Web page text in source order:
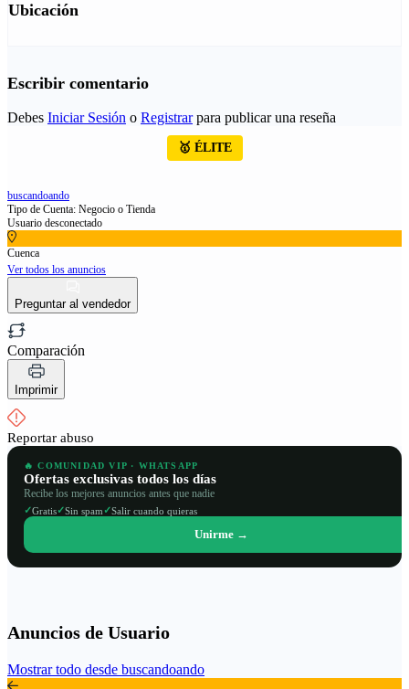
Ubicación
Escribir comentario
Debes Iniciar Sesión o Registrarpara publicar una reseña
🥇 ÉLITE
buscandoando
Tipo de Cuenta: Negocio o Tienda
Usuario desconectado
Cuenca
Ver todos los anuncios
Preguntar al vendedor
Comparación
Imprimir
Reportar abuso
🔥 COMUNIDAD VIP · WHATSAPP
Ofertas exclusivas todos los días
Recibe los mejores anuncios antes que nadie
✓Gratis✓Sin spam✓Salir cuando quieras
Unirme →
Anuncios de Usuario
Mostrar todo desde buscandoando